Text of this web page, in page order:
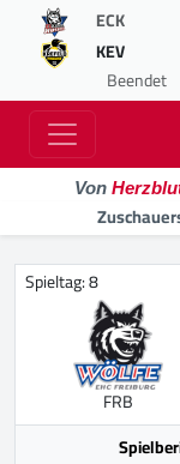
ECK
KEV
Beendet
Von
Spieltag: 8
FRB